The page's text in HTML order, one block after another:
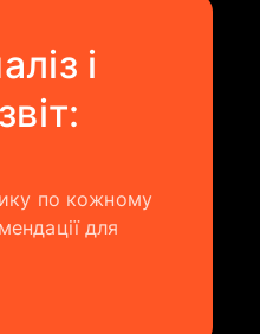
і
по кожному
для